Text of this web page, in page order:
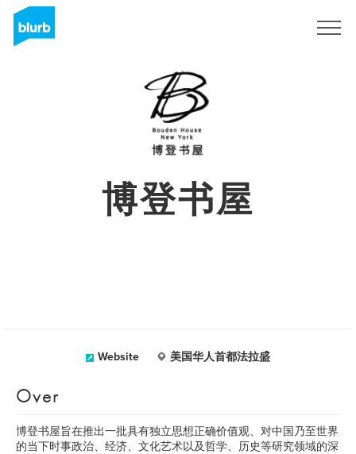
博登书屋
Website 美国华人首都法拉盛
Over
博登书屋旨在推出一批具有独立思想正确价值观、对中国乃至世界
的当下时事政治、经济、文化艺术以及哲学、历史等研究领域的深